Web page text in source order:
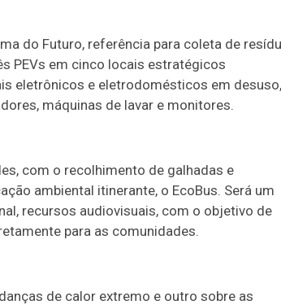
do Futuro, referência para coleta de
PEVs em cinco locais estratégicos
eletrônicos e eletrodomésticos em desuso,
máquinas de lavar e monitores.
com o recolhimento de galhadas e
ambiental itinerante, o EcoBus. Será um
recursos audiovisuais, com o objetivo de
para as comunidades.
de calor extremo e outro sobre as